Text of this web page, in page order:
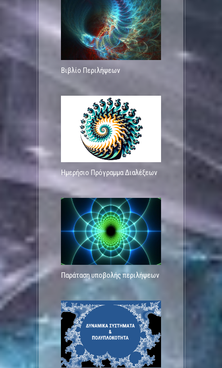
Βιβλίο Περιλήψεων
Ημερήσιο Πρόγραμμα Διαλέξεων
Παράταση υποβολής περιλήψεων